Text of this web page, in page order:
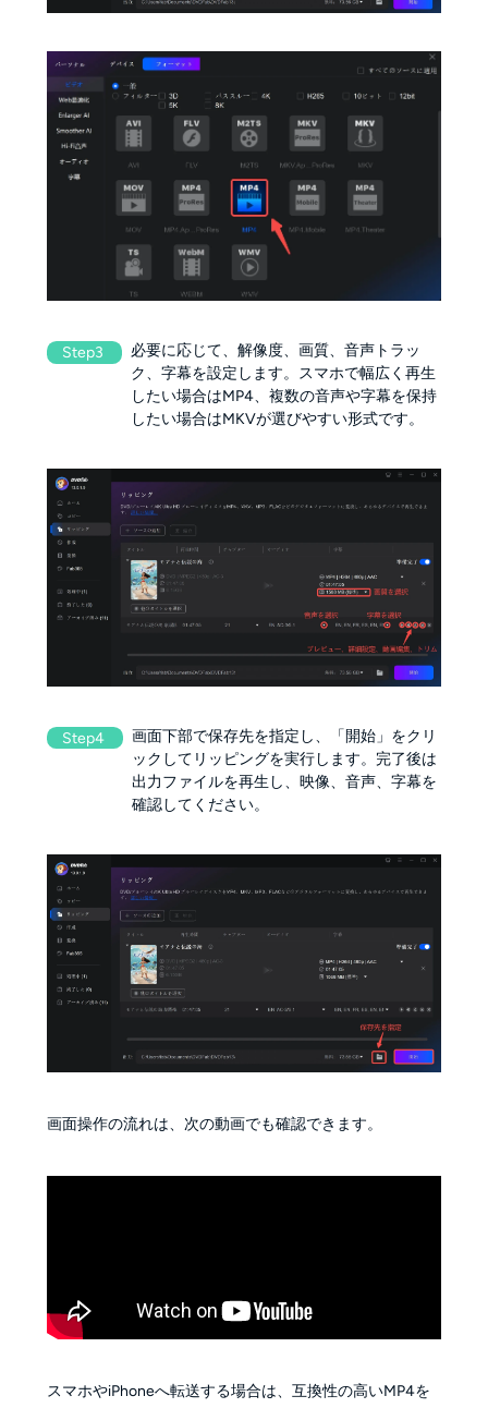
Step3
必要に応じて、解像度、画質、音声トラッ
ク、字幕を設定します。スマホで幅広く再生
したい場合はMP4、複数の音声や字幕を保持
したい場合はMKVが選びやすい形式です。
Step4
画面下部で保存先を指定し、「開始」をクリ
ックしてリッピングを実行します。完了後は
出力ファイルを再生し、映像、音声、字幕を
確認してください。
画面操作の流れは、次の動画でも確認できます。
スマホやiPhoneへ転送する場合は、互換性の高いMP4を